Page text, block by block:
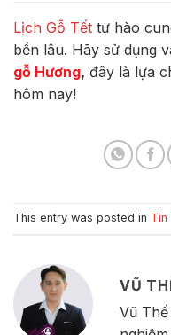
Lịch Gỗ Tết tự hào
bền lâu. Hãy sử dụng
gỗ Hương, đây là lựa
hôm nay!
This entry was posted in Tin
VŨ
Vũ